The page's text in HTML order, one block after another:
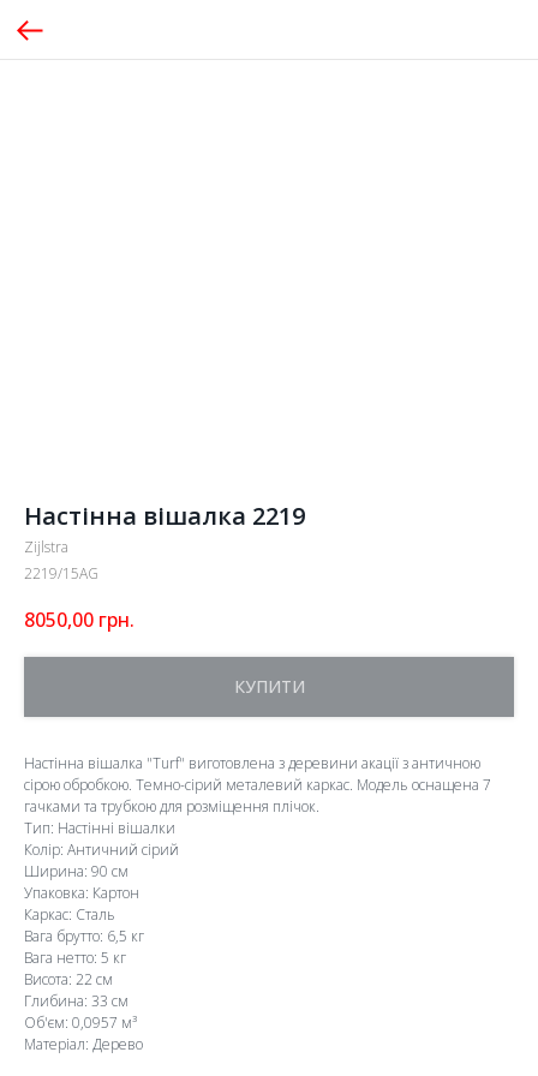
Настінна вішалка 2219
Zijlstra
2219/15AG
8050,00 грн.
КУПИТИ
Настінна вішалка "Turf" виготовлена з деревини акації з античною
сірою обробкою. Темно-сірий металевий каркас. Модель оснащена 7
гачками та трубкою для розміщення плічок.
Тип: Настінні вішалки
Колір: Античний сірий
Ширина: 90 см
Упаковка: Картон
Каркас: Сталь
Вага брутто: 6,5 кг
Вага нетто: 5 кг
Висота: 22 см
Глибина: 33 см
Об'єм: 0,0957 м³
Матеріал: Дерево